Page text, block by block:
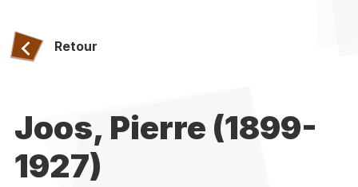
Retour
Joos, Pierre (1899-
1927)